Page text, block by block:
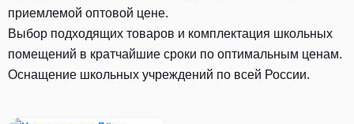
приемлемой оптовой цене.
Выбор подходящих товаров и комплектация школьных
помещений в кратчайшие сроки по оптимальным ценам.
Оснащение школьных учреждений по всей России.